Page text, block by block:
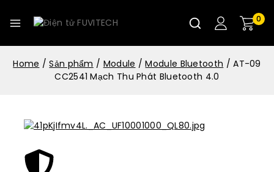
0
Home / Sản phẩm / Module / Module Bluetooth / AT-09
CC2541 Mạch Thu Phát Bluetooth 4.0